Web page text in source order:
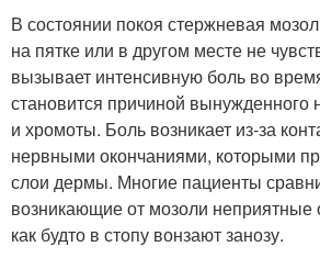
В состоянии покоя стержневая
на пятке или в другом месте не
вызывает интенсивную боль во
становится причиной вынужденного
и хромоты. Боль возникает из-за
нервными окончаниями, которыми
слои дермы. Многие пациенты
возникающие от мозоли
как будто в стопу вонзают занозу.